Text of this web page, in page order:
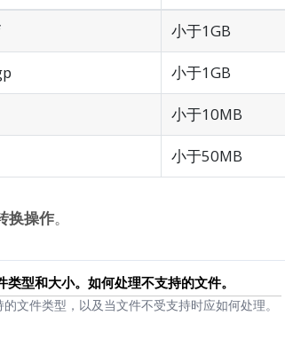
小于1GB
小于1GB
小于10MB
小于50MB
换操作。
和大小。如何处理不支持的文件。
文件类型，以及当文件不受支持时应如何处理。